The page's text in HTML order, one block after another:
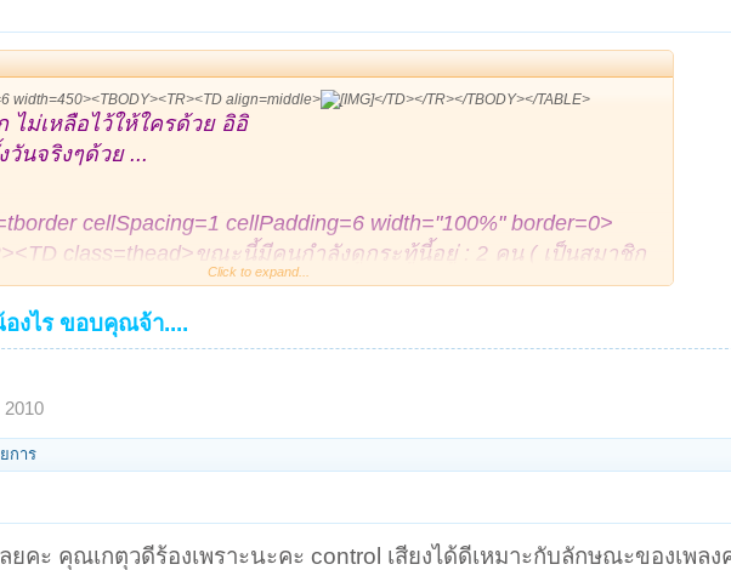
width=450><TBODY><TR><TD align=middle> </TD></TR></TBODY></TABLE>
ไม่เหลือไว้ให้ใครด้วย อิอิ
วันจริงๆด้วย ...
cellSpacing=1 cellPadding=6 width="100%" border=0>
class=thead>ขณะนี้มีคนกำลังดูกระทู้นี้อยู่ : 2 คน ( เป็นสมาชิก
วไป 0 คน ) </TD><TD class=thead width="14%"><CENTER">[
TR><TR><TD class=alt1 width="100%" colSpan=2>
TABLE>
ารีส....
Click to expand...
องไร ขอบคุณจ้า....
การ
ยคะ คุณเกตุวดีร้องเพราะนะคะ control เสียงได้ดีเหมาะกับลักษณะของเพลง